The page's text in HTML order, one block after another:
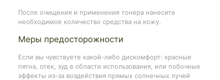
После очищения и применения тонера нанесите
необходимое количество средства на кожу.
Меры предосторожности
Если вы чувствуете какой-либо дискомфорт: красные
пятна, отек, зуд в области использования, или побочные
эффекты из-за воздействия прямых солнечных лучей